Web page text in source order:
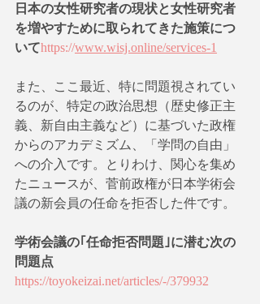
日本の女性研究者の現状と女性研究者
を増やすために取られてきた施策につ
いてhttps://www.wisj.online/services-1
また、ここ最近、特に問題視されてい
るのが、特定の政治思想（歴史修正主
義、新自由主義など）に基づいた政権
からのアカデミズム、「学問の自由」
への介入です。とりわけ、関心を集め
たニュースが、菅前政権が日本学術会
議の新会員の任命を拒否した件です。
学術会議の｢任命拒否問題｣に潜む次の
問題点
https://toyokeizai.net/articles/-/379932